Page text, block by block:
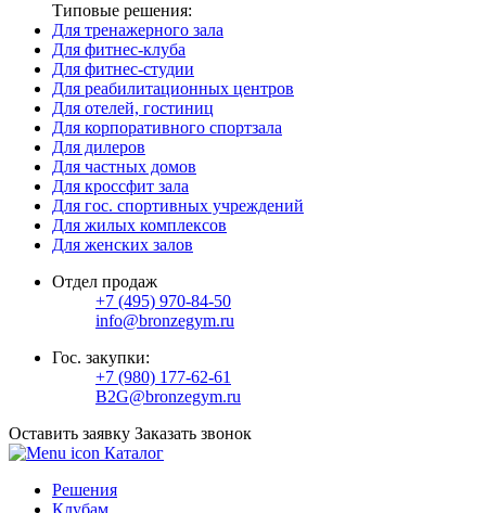
Типовые решения:
Для тренажерного зала
Для фитнес-клуба
Для фитнес-студии
Для реабилитационных центров
Для отелей, гостиниц
Для корпоративного спортзала
Для дилеров
Для частных домов
Для кроссфит зала
Для гос. спортивных учреждений
Для жилых комплексов
Для женских залов
Отдел продаж
+7 (495) 970-84-50
info@bronzegym.ru
Гос. закупки:
+7 (980) 177-62-61
B2G@bronzegym.ru
Оставить заявку Заказать звонок
Каталог
Решения
Клубам